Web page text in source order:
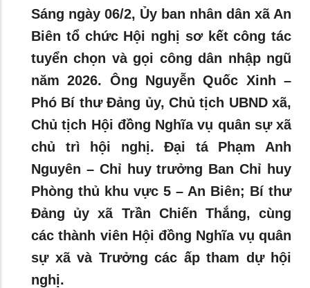
Sáng ngày 06/2, Ủy ban nhân dân xã An
Biên tổ chức Hội nghị sơ kết công tác
tuyển chọn và gọi công dân nhập ngũ
năm 2026. Ông Nguyễn Quốc Xinh –
Phó Bí thư Đảng ủy, Chủ tịch UBND xã,
Chủ tịch Hội đồng Nghĩa vụ quân sự xã
chủ trì hội nghị. Đại tá Phạm Anh
Nguyên – Chỉ huy trưởng Ban Chỉ huy
Phòng thủ khu vực 5 – An Biên; Bí thư
Đảng ủy xã Trần Chiến Thắng, cùng
các thành viên Hội đồng Nghĩa vụ quân
sự xã và Trưởng các ấp tham dự hội
nghị.